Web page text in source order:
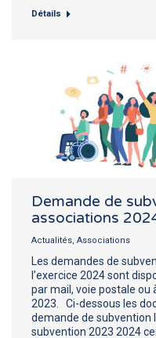
Détails
Demande de
associations
Actualités, Associations
Les demandes de
l’exercice 2024 sont
par mail, voie postale ou
2023. Ci-dessous les
demande de subvention
subvention 2023 2024